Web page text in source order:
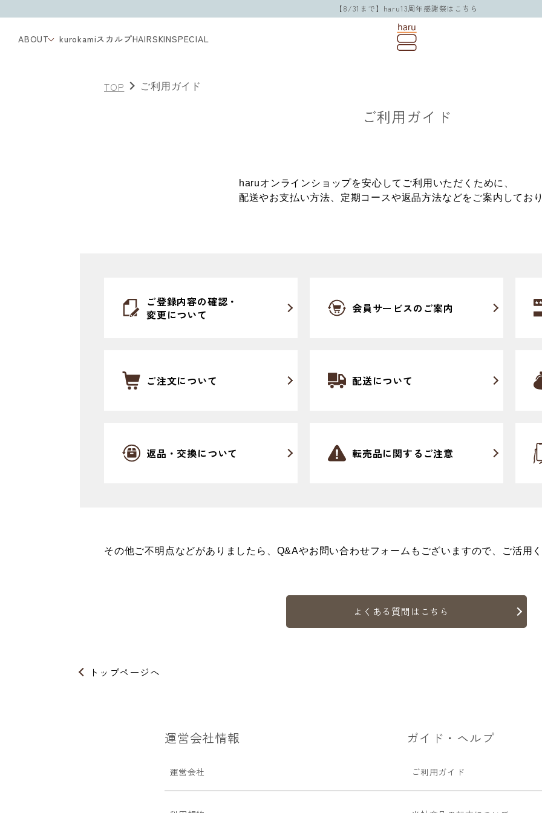
【8/31まで】haru13周年感謝祭はこちら
ABOUT kurokamiスカルプHAIRSKINSPECIAL
TOP ご利用ガイド
ご利用ガイド
haruオンラインショップを安心してご利用いただくために、
配送やお支払い方法、定期コースや返品方法などをご案内しており
ご登録内容の確認・
変更について
会員サービスのご案内
ご注文について 配送について
返品・交換について 転売品に関するご注意
その他ご不明点などがありましたら、Q&Aやお問い合わせフォームもございますので、ご活用く
よくある質問はこちら
トップページへ
運営会社情報
運営会社
ガイド・ヘルプ
ご利用ガイド